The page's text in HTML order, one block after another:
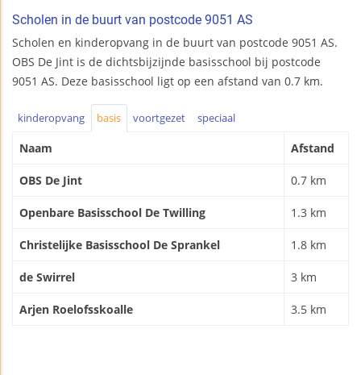
Scholen in de buurt van postcode 9051 AS
Scholen en kinderopvang in de buurt van postcode 9051 AS.
OBS De Jint is de dichtsbijzijnde basisschool bij postcode
9051 AS. Deze basisschool ligt op een afstand van 0.7 km.
kinderopvang basis voortgezet speciaal
Naam Afstand
OBS De Jint 0.7 km
Openbare Basisschool De Twilling 1.3 km
Christelijke Basisschool De Sprankel 1.8 km
de Swirrel 3 km
Arjen Roelofsskoalle 3.5 km